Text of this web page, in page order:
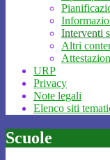
Interventi
Altri
URP
Privacy
Note legali
Elenco siti
Scuole